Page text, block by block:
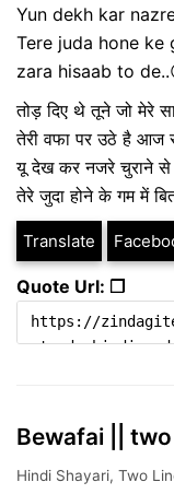
Yun dekh kar
Tere juda hone
zara hisaab to
तोड़ दिए थे तूने जो मेरे
तेरी वफा पर उठे है आज
यू देख कर नजरे चुराने से
तेरे जुदा होने के गम में
Translate
Quote Url: ❐
Bewafai ||
Hindi Shayari, Two